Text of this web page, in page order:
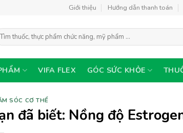
Giới thiệu Hướng dẫn thanh toán
VIFA FLEX GÓC SỨC KHỎE
SÓC CƠ THỂ
đã biết: Nồng độ